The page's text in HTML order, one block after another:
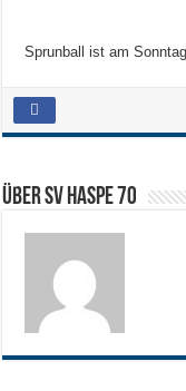
Sprunball ist am
Über SV HASPE 70